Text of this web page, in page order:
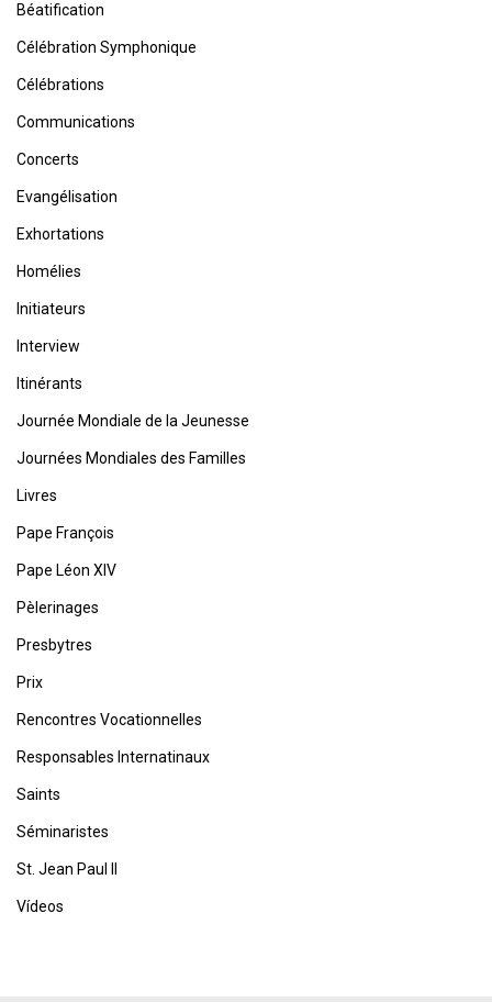
Béatification
Célébration Symphonique
Célébrations
Communications
Concerts
Evangélisation
Exhortations
Homélies
Initiateurs
Interview
Itinérants
Journée Mondiale de la Jeunesse
Journées Mondiales des Familles
Livres
Pape François
Pape Léon XIV
Pèlerinages
Presbytres
Prix
Rencontres Vocationnelles
Responsables Internatinaux
Saints
Séminaristes
St. Jean Paul II
Vídeos